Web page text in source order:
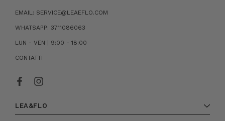
EMAIL: SERVICE@LEAEFLO.COM
WHATSAPP: 3711086063
LUN - VEN | 9:00 - 18:00
CONTATTI
LEA&FLO